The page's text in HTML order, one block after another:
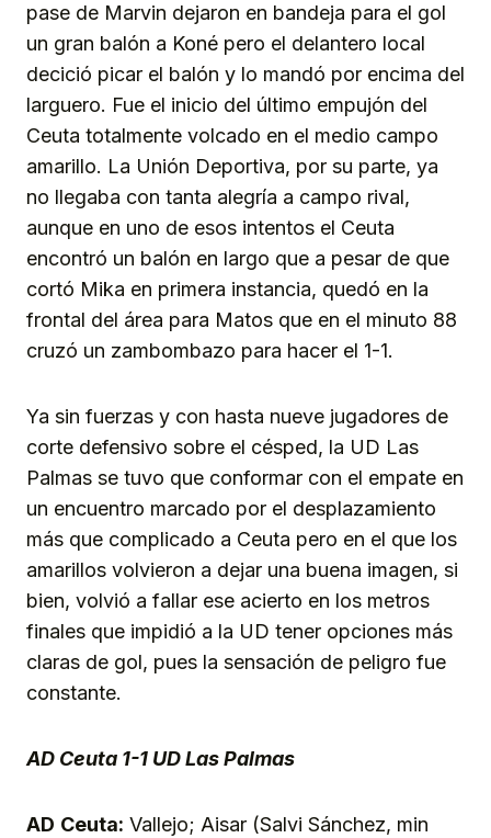
pase de Marvin dejaron en bandeja para el gol
un gran balón a Koné pero el delantero local
decició picar el balón y lo mandó por encima del
larguero. Fue el inicio del último empujón del
Ceuta totalmente volcado en el medio campo
amarillo. La Unión Deportiva, por su parte, ya
no llegaba con tanta alegría a campo rival,
aunque en uno de esos intentos el Ceuta
encontró un balón en largo que a pesar de que
cortó Mika en primera instancia, quedó en la
frontal del área para Matos que en el minuto 88
cruzó un zambombazo para hacer el 1-1.
Ya sin fuerzas y con hasta nueve jugadores de
corte defensivo sobre el césped, la UD Las
Palmas se tuvo que conformar con el empate en
un encuentro marcado por el desplazamiento
más que complicado a Ceuta pero en el que los
amarillos volvieron a dejar una buena imagen, si
bien, volvió a fallar ese acierto en los metros
finales que impidió a la UD tener opciones más
claras de gol, pues la sensación de peligro fue
constante.
AD Ceuta 1-1 UD Las Palmas
AD Ceuta: Vallejo; Aisar (Salvi Sánchez, min